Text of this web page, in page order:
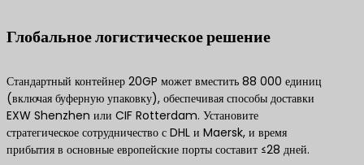
Глобальное логистическое решение
Стандартный контейнер 20GP может вместить 88 000 единиц
(включая буферную упаковку), обеспечивая способы доставки
EXW Shenzhen или CIF Rotterdam. Установите
стратегическое сотрудничество с DHL и Maersk, и время
прибытия в основные европейские порты составит ≤28 дней.